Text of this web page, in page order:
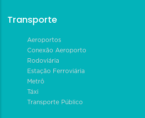
Transporte
Aeroportos
Conexão Aeroporto
Rodoviária
Estação Ferroviária
Metrô
Táxi
Transporte Público